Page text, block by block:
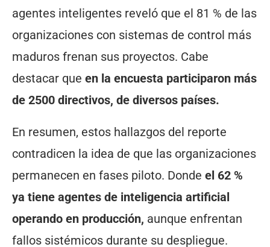
agentes inteligentes reveló que el 81 % de las
organizaciones con sistemas de control más
maduros frenan sus proyectos. Cabe
destacar que en la encuesta participaron más
de 2500 directivos, de diversos países.
En resumen, estos hallazgos del reporte
contradicen la idea de que las organizaciones
permanecen en fases piloto. Donde el 62 %
ya tiene agentes de inteligencia artificial
operando en producción, aunque enfrentan
fallos sistémicos durante su despliegue.